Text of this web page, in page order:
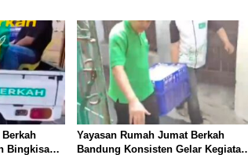
Bingkisan
Yayasan Rumah Jumat Berkah
Bandung Konsisten Gelar Kegiatan